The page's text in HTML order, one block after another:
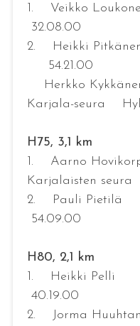
1. Veikko
32.08.00
2. Heikki
54.21.00
Herkko
Karjala-seura Hyl
H75, 3,1 km
1. Aarno
Karjalaisten
2. Pauli
54.09.00
H80, 2,1 km
1. Heikki Pelli
40.19.00
2. Jorma